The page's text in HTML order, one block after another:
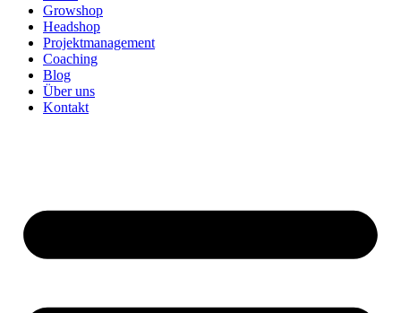
Growshop
Headshop
Projektmanagement
Coaching
Blog
Über uns
Kontakt